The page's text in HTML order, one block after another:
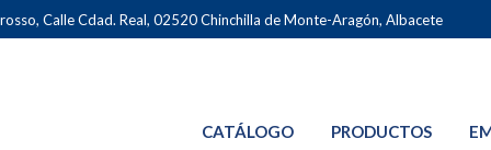
Calle Cdad. Real, 02520 Chinchilla de Monte-Aragón, Albacete
CATÁLOGO PRODUCTOS